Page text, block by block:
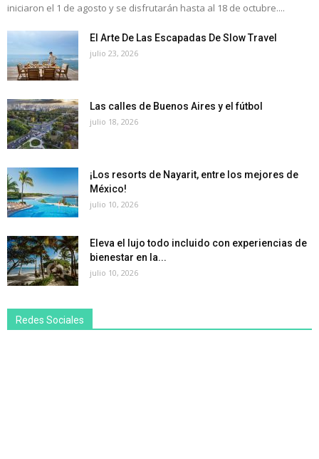
iniciaron el 1 de agosto y se disfrutarán hasta al 18 de octubre....
El Arte De Las Escapadas De Slow Travel
julio 23, 2026
Las calles de Buenos Aires y el fútbol
julio 18, 2026
¡Los resorts de Nayarit, entre los mejores de
México!
julio 10, 2026
Eleva el lujo todo incluido con experiencias de
bienestar en la...
julio 10, 2026
Redes Sociales